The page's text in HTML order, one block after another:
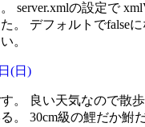
server.xmlの設定で
。 デフォルトでfalse
。
(日)
。 良い天気なので散
。 30cm級の鯉だか鮒